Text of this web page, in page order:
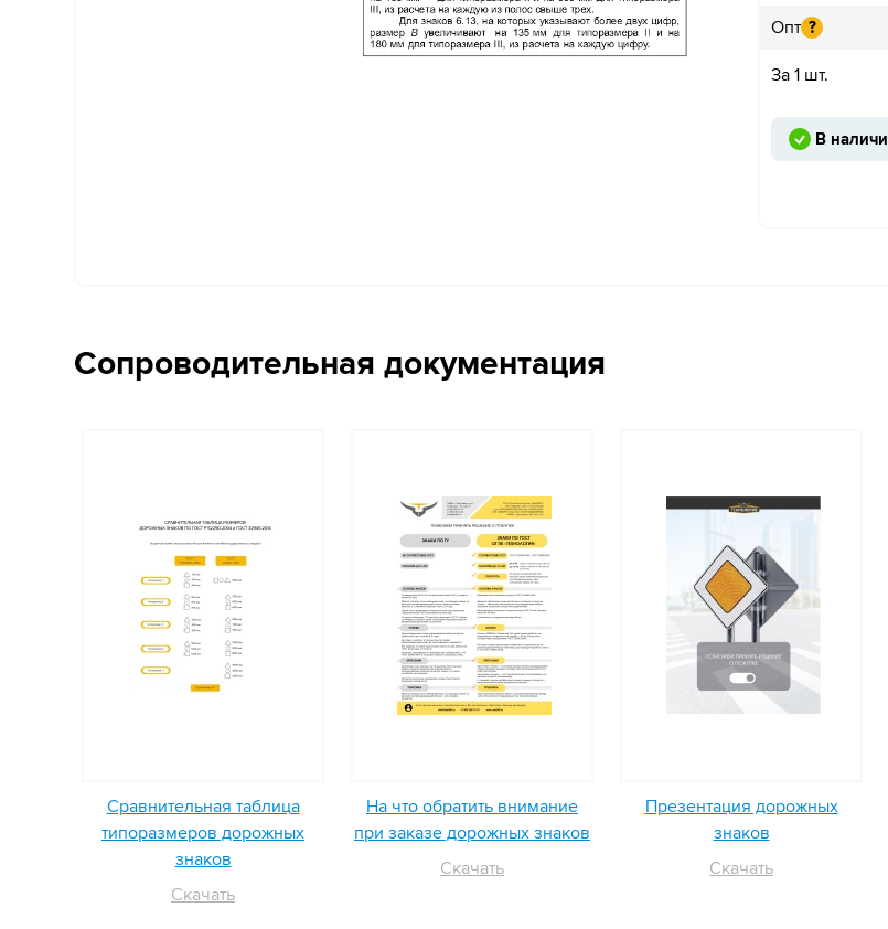
Опт ?
За 1 шт.
В
Сопроводительная документация
Сравнительная таблица
типоразмеров дорожных
знаков
Скачать
На что обратить внимание
при заказе дорожных знаков
Скачать
Презентация дорожных
знаков
Скачать